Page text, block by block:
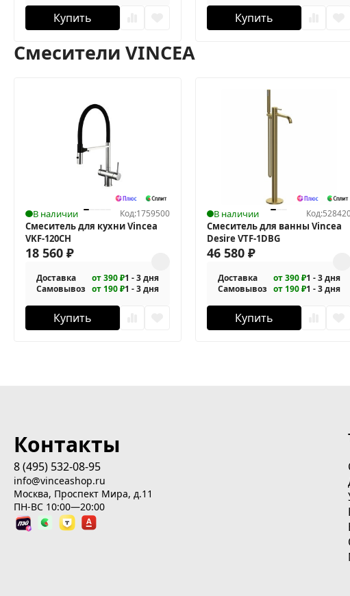
Купить Купить
Смесители VINCEA
В наличии Код:1759500
Смеситель для кухни Vincea
VKF-120CH
18 560 ₽
Доставка от 390 ₽1 - 3 дня
Самовывоз от 190 ₽1 - 3 дня
Купить
В наличии Код:
Смеситель для ванны Vincea
Desire VTF-1DBG
46 580 ₽
Доставка от 390 ₽1 - 3 дня
Самовывоз от 190 ₽1 - 3 дня
Купить
Контакты
8 (495) 532-08-95
info@vinceashop.ru
Москва, Проспект Мира, д.11
ПН-ВС 10:00—20:00